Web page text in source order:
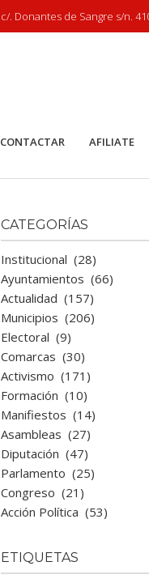
c/. Donantes de Sangre s/n.
CONTACTAR AFILIATE
CATEGORÍAS
Institucional (28)
Ayuntamientos (66)
Actualidad (157)
Municipios (206)
Electoral (9)
Comarcas (30)
Activismo (171)
Formación (10)
Manifiestos (14)
Asambleas (27)
Diputación (47)
Parlamento (25)
Congreso (21)
Acción Política (53)
ETIQUETAS